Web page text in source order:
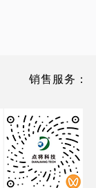
销售服务：